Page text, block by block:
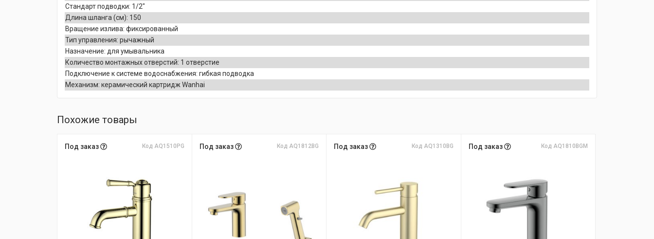
Стандарт подводки: 1/2″
Длина шланга (см): 150
Вращение излива: фиксированный
Тип управления: рычажный
Назначение: для умывальника
Количество монтажных отверстий: 1 отверстие
Подключение к системе водоснабжения: гибкая подводка
Механизм: керамический картридж Wanhai
Похожие товары
Под заказ Код AQ1510PG Под заказ Код AQ1812BG Под заказ Код AQ1310BG Под заказ Код AQ1810BGM